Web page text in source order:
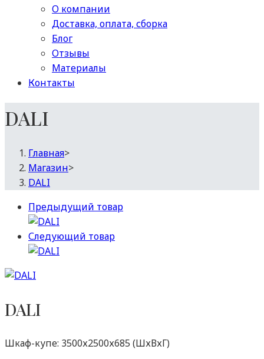
О компании
Доставка, оплата, сборка
Блог
Отзывы
Материалы
Контакты
DALI
Главная>
Магазин>
DALI
Предыдущий товар
Следующий товар
DALI
Шкаф-купе: 3500х2500х685 (ШхВхГ)